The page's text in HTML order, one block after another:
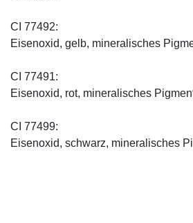
CI 77492:
Eisenoxid, gelb, mineralisches
CI 77491:
Eisenoxid, rot, mineralisches
CI 77499:
Eisenoxid, schwarz, mineralisches